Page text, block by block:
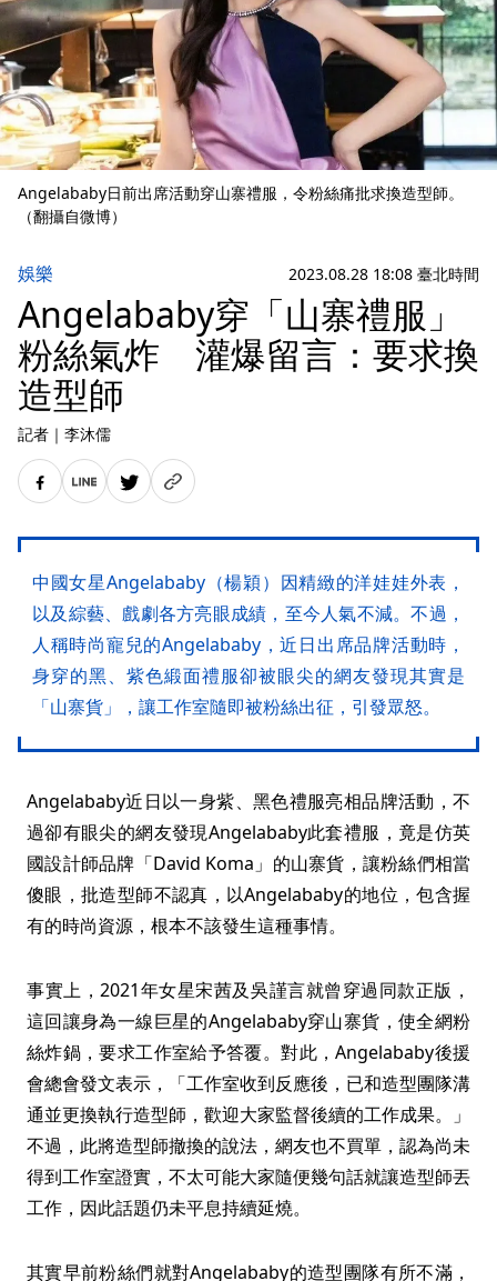
Angelababy日前出席活動穿山寨禮服，令粉絲痛批求換造型師。
（翻攝自微博）
娛樂 2023.08.28 18:08 臺北時間
Angelababy穿「山寨禮服」
粉絲氣炸 灌爆留言：要求換
造型師
記者 ｜ 李沐儒
中國女星Angelababy（楊穎）因精緻的洋娃娃外表，
以及綜藝、戲劇各方亮眼成績，至今人氣不減。不過，
人稱時尚寵兒的Angelababy，近日出席品牌活動時，
身穿的黑、紫色緞面禮服卻被眼尖的網友發現其實是
「山寨貨」，讓工作室隨即被粉絲出征，引發眾怒。
Angelababy近日以一身紫、黑色禮服亮相品牌活動，不
過卻有眼尖的網友發現Angelababy此套禮服，竟是仿英
國設計師品牌「David Koma」的山寨貨，讓粉絲們相當
傻眼，批造型師不認真，以Angelababy的地位，包含握
有的時尚資源，根本不該發生這種事情。
事實上，2021年女星宋茜及吳謹言就曾穿過同款正版，
這回讓身為一線巨星的Angelababy穿山寨貨，使全網粉
絲炸鍋，要求工作室給予答覆。對此，Angelababy後援
會總會發文表示，「工作室收到反應後，已和造型團隊溝
通並更換執行造型師，歡迎大家監督後續的工作成果。」
不過，此將造型師撤換的說法，網友也不買單，認為尚未
得到工作室證實，不太可能大家隨便幾句話就讓造型師丟
工作，因此話題仍未平息持續延燒。
其實早前粉絲們就對Angelababy的造型團隊有所不滿，